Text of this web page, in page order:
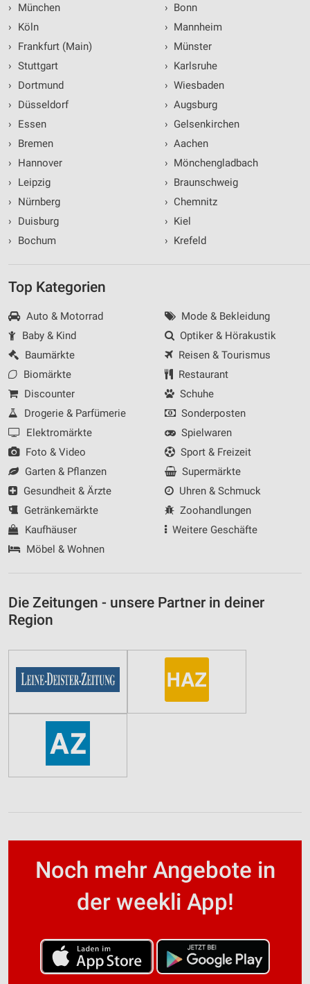
›
München
›
Köln
›
Frankfurt (Main)
› Stuttgart
›
Dortmund
›
Düsseldorf
›
Essen
›
Bremen
›
Hannover
›
Leipzig
›
Nürnberg
›
Duisburg
›
Bochum
› Bonn
› Mannheim
› Münster
› Karlsruhe
› Wiesbaden
› Augsburg
› Gelsenkirchen
› Aachen
› Mönchengladbach
› Braunschweig
› Chemnitz
› Kiel
› Krefeld
Top Kategorien
Auto & Motorrad
Baby & Kind
Baumärkte
Biomärkte
Discounter
Drogerie & Parfümerie
Elektromärkte
Foto & Video
Garten & Pflanzen
Gesundheit & Ärzte
Getränkemärkte
Kaufhäuser
Möbel & Wohnen
Mode & Bekleidung
Optiker & Hörakustik
Reisen & Tourismus
Restaurant
Schuhe
Sonderposten
Spielwaren
Sport & Freizeit
Supermärkte
Uhren & Schmuck
Zoohandlungen
Weitere Geschäfte
Die Zeitungen - unsere Partner in deiner
Region
Noch mehr Angebote in
der weekli App!